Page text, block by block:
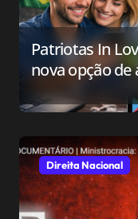
Patriotas In
nova opção de
conservador
Direita Nacional